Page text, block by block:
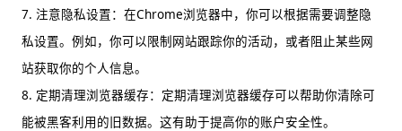
7. 注意隐私设置：在Chrome浏览器中，你可以根据需要调整隐
私设置。例如，你可以限制网站跟踪你的活动，或者阻止某些网
站获取你的个人信息。
8. 定期清理浏览器缓存：定期清理浏览器缓存可以帮助你清除可
能被黑客利用的旧数据。这有助于提高你的账户安全性。